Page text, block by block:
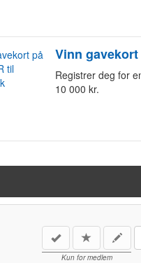
Vinn
Registrer deg for
10 000 kr.
Kun for medlem